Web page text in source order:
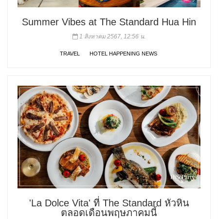
Summer Vibes at The Standard Hua Hin
1 สิงหาคม 2567, 12:56 น.
TRAVEL HOTEL HAPPENING NEWS
'La Dolce Vita' ที่ The Standard หัวหิน
ตลอดเดือนพฤษภาคมนี้